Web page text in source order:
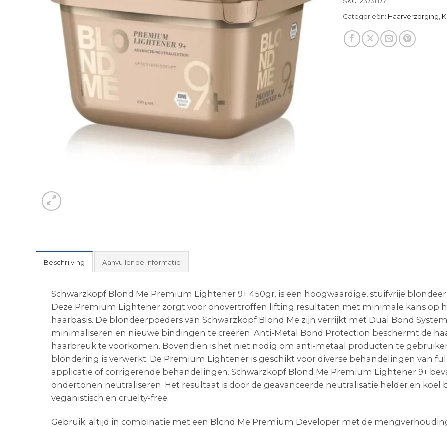
Categorieën: Haarverzorging
Beschrijving Aanvullende informatie
Schwarzkopf Blond Me Premium Lightener 9+ 450gr. is een hoogwaardige, stuifvrije
Deze Premium Lightener zorgt voor onovertroffen lifting resultaten met minimale kans op
haarbasis. De blondeerpoeders van Schwarzkopf Blond Me zijn verrijkt met Dual Bond
minimaliseren en nieuwe bindingen te creëren. Anti-Metal Bond Protection beschermt de
haarbreuk te voorkomen. Bovendien is het niet nodig om anti-metaal producten te
blondering is verwerkt. De Premium Lightener is geschikt voor diverse behandelingen van
applicatie of corrigerende behandelingen. Schwarzkopf Blond Me Premium Lightener 9+
ondertonen neutraliseren. Het resultaat is door de geavanceerde neutralisatie helder en koel
veganistisch en cruelty-free.
Gebruik: altijd in combinatie met een Blond Me Premium Developer met de mengverhouding